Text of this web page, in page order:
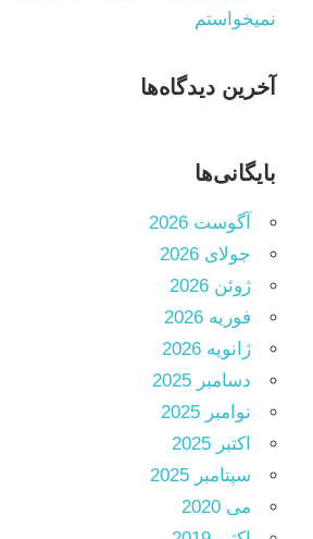
نمیخواستم
آخرین دیدگاه‌ها
بایگانی‌ها
آگوست 2026
جولای 2026
ژوئن 2026
فوریه 2026
ژانویه 2026
دسامبر 2025
نوامبر 2025
اکتبر 2025
سپتامبر 2025
می 2020